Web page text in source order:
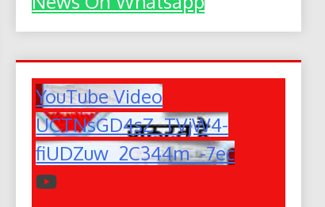
YouTube Video
UCTNsGD4sZ_TVjW4-
fiUDZuw_2C344m_-7ec